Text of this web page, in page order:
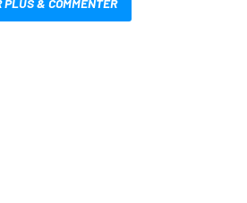
PLUS & COMMENTER